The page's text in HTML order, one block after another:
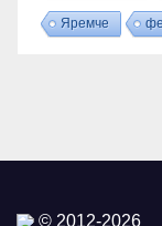
Яремче
© 2012-2026